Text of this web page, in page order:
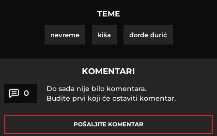
TEME
nevreme kiša đorđe đurić
KOMENTARI
0
Do sada nije bilo komentara.
Budite prvi koji će ostaviti komentar.
POŠALJITE KOMENTAR